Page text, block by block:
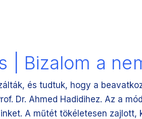
| Bizalom a
és tudtuk, hogy a
Dr. Ahmed Hadidihez. Az a
A műtét tökéletesen